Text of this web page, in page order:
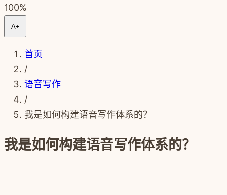
100%
A+
首页
/
语音写作
/
我是如何构建语音写作体系的？
我是如何构建语音写作体系的？